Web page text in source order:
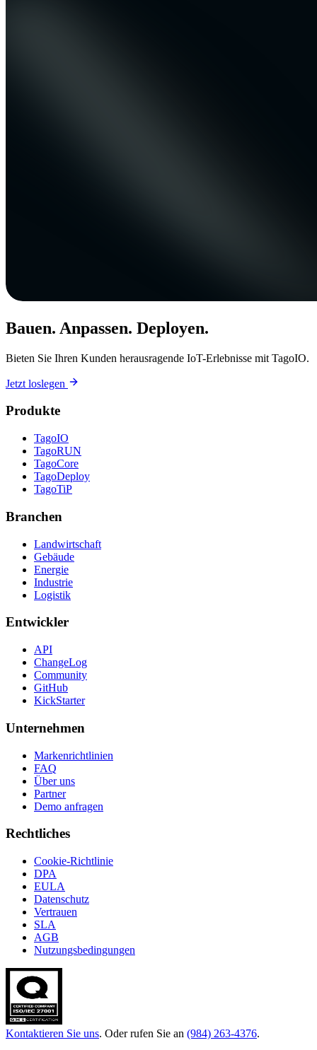
Bauen. Anpassen. Deployen.
Bieten Sie Ihren Kunden herausragende IoT-Erlebnisse mit TagoIO.
Jetzt loslegen
Produkte
TagoIO
TagoRUN
TagoCore
TagoDeploy
TagoTiP
Branchen
Landwirtschaft
Gebäude
Energie
Industrie
Logistik
Entwickler
API
ChangeLog
Community
GitHub
KickStarter
Unternehmen
Markenrichtlinien
FAQ
Über uns
Partner
Demo anfragen
Rechtliches
Cookie-Richtlinie
DPA
EULA
Datenschutz
Vertrauen
SLA
AGB
Nutzungsbedingungen
Kontaktieren Sie uns. Oder rufen Sie an (984) 263-4376.